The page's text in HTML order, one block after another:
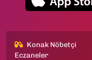
Konak Nöbetçi
Eczaneler